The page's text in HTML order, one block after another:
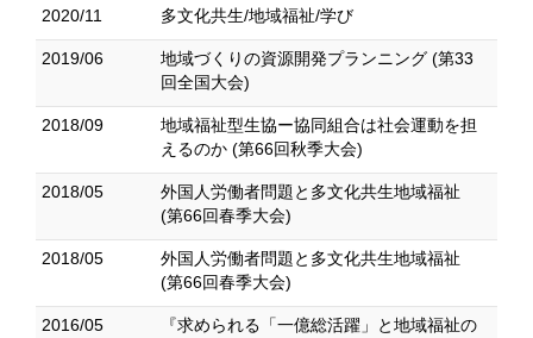
2020/11
多文化共生/地域福祉/学び
2019/06
地域づくりの資源開発プランニング (第33
回全国大会)
2018/09
地域福祉型生協ー協同組合は社会運動を担
えるのか (第66回秋季大会)
2018/05
外国人労働者問題と多文化共生地域福祉
(第66回春季大会)
2018/05
外国人労働者問題と多文化共生地域福祉
(第66回春季大会)
2016/05
『求められる「一億総活躍」と地域福祉の